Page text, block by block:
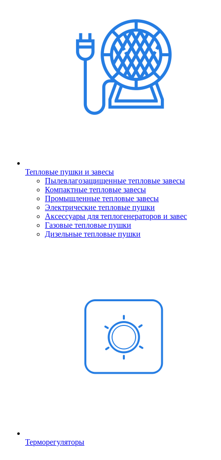
Тепловые пушки и завесы
Пылевлагозащищенные тепловые завесы
Компактные тепловые завесы
Промышленные тепловые завесы
Электрические тепловые пушки
Аксессуары для теплогенераторов и завес
Газовые тепловые пушки
Дизельные тепловые пушки
Терморегуляторы